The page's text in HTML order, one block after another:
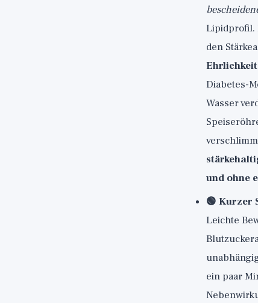
Lipidprofil.
den
Diabetes-
Wasser
und ohne
🟢 Kurzer
Leichte
ein paar